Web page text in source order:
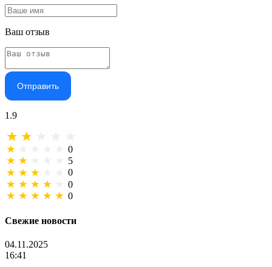
Ваш отзыв
Отправить
1.9
0
5
0
0
0
Свежие новости
04.11.2025
16:41